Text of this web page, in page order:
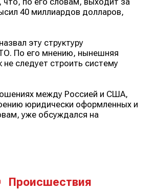
40 миллиардов долларов,
эту структуру
По его мнению, нынешняя
следует строить систему
между Россией и США,
юридически оформленных и
уже обсуждался на
Происшествия